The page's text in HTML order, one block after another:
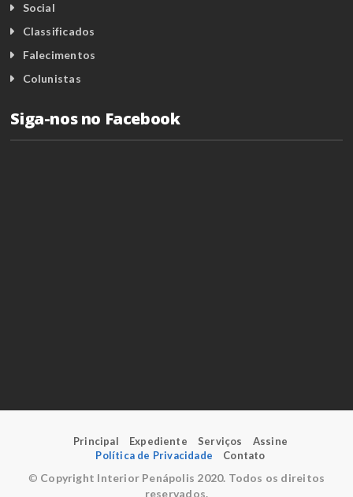
Social
Classificados
Falecimentos
Colunistas
Siga-nos no Facebook
Principal Expediente Serviços
Assine
Política de Privacidade
Contato
© Copyright Interior Penápolis 2020. Todos os direitos
reservados.